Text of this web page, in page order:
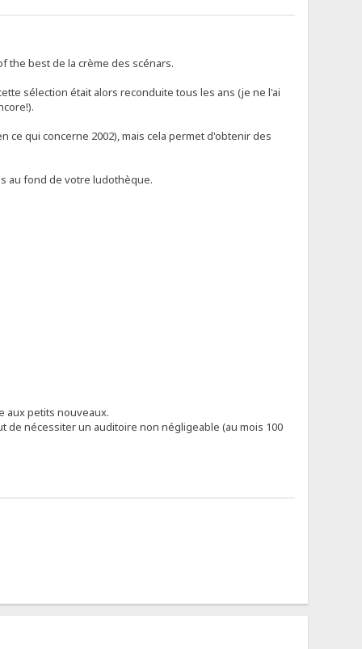
the best de la crème des scénars.
sélection était alors reconduite tous les ans (je ne l'ai
ce qui concerne 2002), mais cela permet d'obtenir des
au fond de votre ludothèque.
aux petits nouveaux.
de nécessiter un auditoire non négligeable (au mois 100